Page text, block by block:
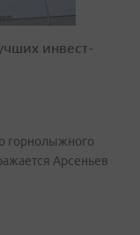
инвест-
горнолыжного
Арсеньев